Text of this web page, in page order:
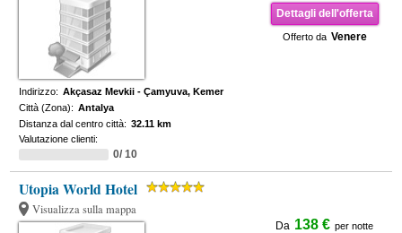
Dettagli dell'offerta
Offerto da Venere
Indirizzo: Akçasaz Mevkii - Çamyuva, Kemer
Città (Zona): Antalya
Distanza dal centro città: 32.11 km
Valutazione clienti:
0/ 10
Utopia World Hotel
Visualizza sulla mappa
Da 138 € per notte